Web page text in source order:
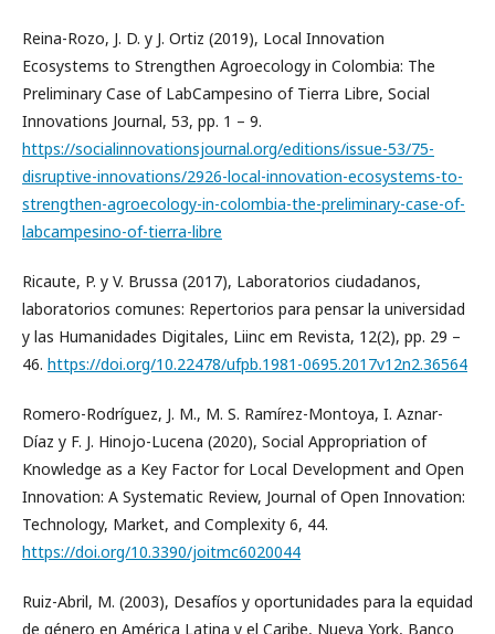
Reina-Rozo, J. D. y J. Ortiz (2019), Local Innovation
Ecosystems to Strengthen Agroecology in Colombia: The
Preliminary Case of LabCampesino of Tierra Libre, Social
Innovations Journal, 53, pp. 1 – 9.
https://socialinnovationsjournal.org/editions/issue-53/75-
disruptive-innovations/2926-local-innovation-ecosystems-to-
strengthen-agroecology-in-colombia-the-preliminary-case-of-
labcampesino-of-tierra-libre
Ricaute, P. y V. Brussa (2017), Laboratorios ciudadanos,
laboratorios comunes: Repertorios para pensar la universidad
y las Humanidades Digitales, Liinc em Revista, 12(2), pp. 29 –
46. https://doi.org/10.22478/ufpb.1981-0695.2017v12n2.36564
Romero-Rodríguez, J. M., M. S. Ramírez-Montoya, I. Aznar-
Díaz y F. J. Hinojo-Lucena (2020), Social Appropriation of
Knowledge as a Key Factor for Local Development and Open
Innovation: A Systematic Review, Journal of Open Innovation:
Technology, Market, and Complexity 6, 44.
https://doi.org/10.3390/joitmc6020044
Ruiz-Abril, M. (2003), Desafíos y oportunidades para la equidad
de género en América Latina y el Caribe, Nueva York, Banco